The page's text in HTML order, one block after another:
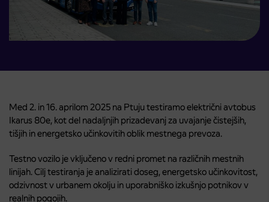
Med 2. in 16. aprilom 2025 na Ptuju testiramo električni avtobus
Ikarus 80e, kot del nadaljnjih prizadevanj za uvajanje čistejših,
tišjih in energetsko učinkovitih oblik mestnega prevoza.
Testno vozilo je vključeno v redni promet na različnih mestnih
linijah. Cilj testiranja je analizirati doseg, energetsko učinkovitost,
odzivnost v urbanem okolju in uporabniško izkušnjo potnikov v
realnih pogojih.